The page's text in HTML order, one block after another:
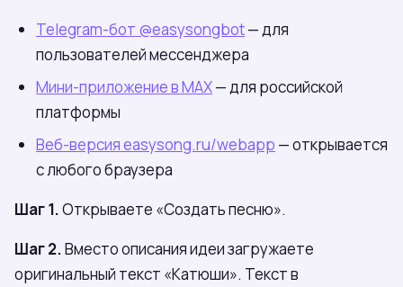
Telegram-бот @easysongbot— для
пользователей мессенджера
Мини-приложение в МАХ— для российской
платформы
Веб-версия easysong.ru/webapp — открывается
с любого браузера
Шаг 1.Открываете «Создать песню».
Шаг 2.Вместо описания идеи загружаете
оригинальный текст «Катюши». Текст в